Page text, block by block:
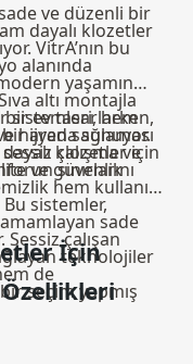
ve düzenli bir
dayalı klozetler
VitrA’nın bu
alanında
yaşamın
altı montajla
sistemleri, hem
arada sunuyor.
çalışma ve
sınırlarını
bir ev tasarlarken,
hijyen sağlaması
klozetler için
ve güvenlik
hem kullanım
Bu sistemler,
sade
çalışan
teknolojiler
de
seçim yapmış
İçin